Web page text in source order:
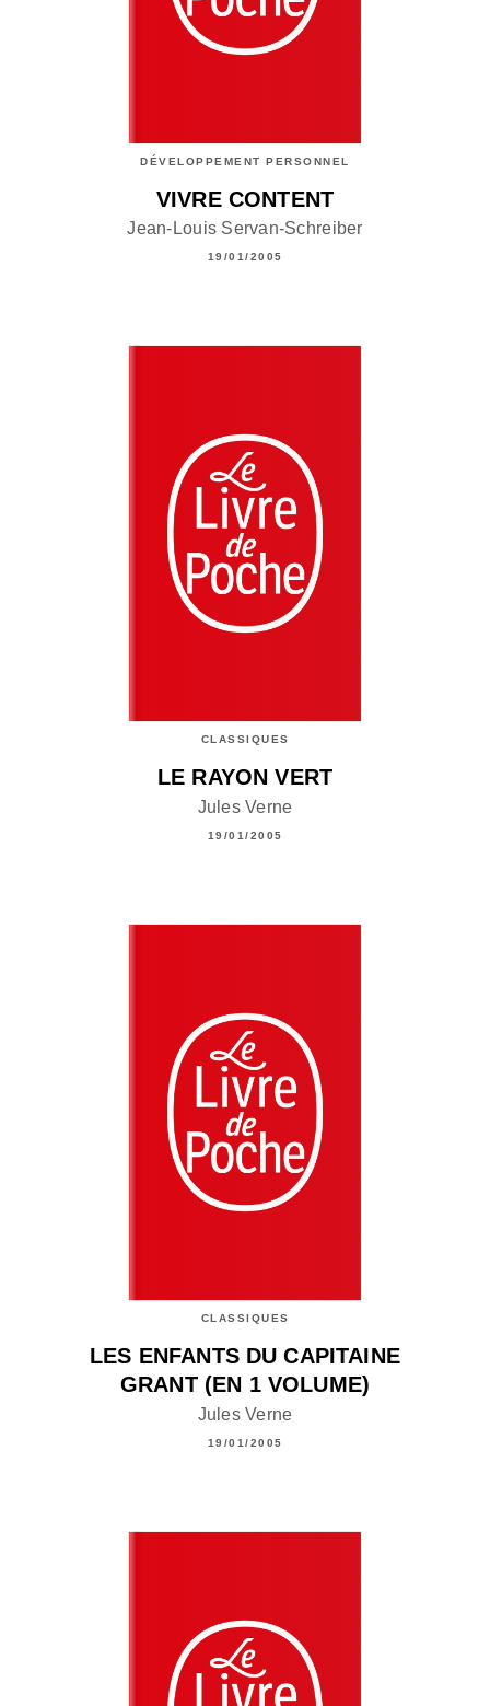
DÉVELOPPEMENT PERSONNEL
VIVRE CONTENT
Jean-Louis Servan-Schreiber
19/01/2005
CLASSIQUES
LE RAYON VERT
Jules Verne
19/01/2005
CLASSIQUES
LES ENFANTS DU CAPITAINE
GRANT (EN 1 VOLUME)
Jules Verne
19/01/2005